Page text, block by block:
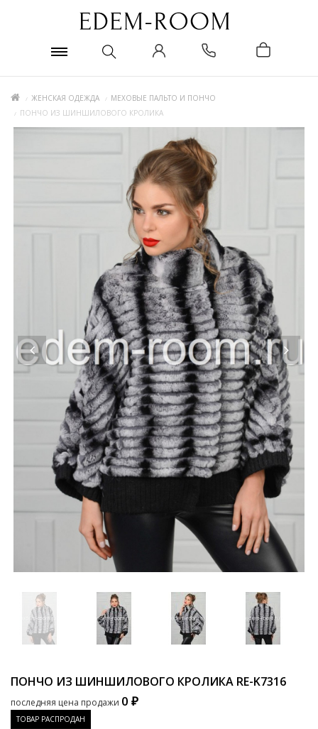
ЖЕНСКАЯ ОДЕЖДА
МЕХОВЫЕ ПАЛЬТО И ПОНЧО
ПОНЧО ИЗ ШИНШИЛОВОГО КРОЛИКА
ПОНЧО ИЗ ШИНШИЛОВОГО КРОЛИКА RE-K7316
последняя цена продажи 0 ₽
ТОВАР РАСПРОДАН